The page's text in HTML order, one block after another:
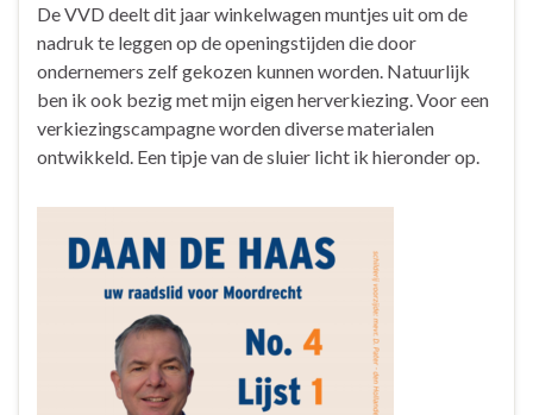
De VVD deelt dit jaar winkelwagen muntjes uit om de
nadruk te leggen op de openingstijden die door
ondernemers zelf gekozen kunnen worden. Natuurlijk
ben ik ook bezig met mijn eigen herverkiezing. Voor een
verkiezingscampagne worden diverse materialen
ontwikkeld. Een tipje van de sluier licht ik hieronder op.